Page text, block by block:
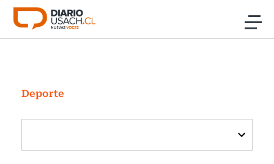
Click acá para ir directamente al contenido
Investigación
Cultura
Programas Radio y TV Usach
Deporte